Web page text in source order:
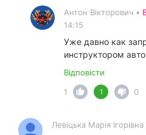
Антон Вікторович •
14:15
Уже давно как
инструктором
Відповісти
1
1 0
Левіцька Марія Ігорівна